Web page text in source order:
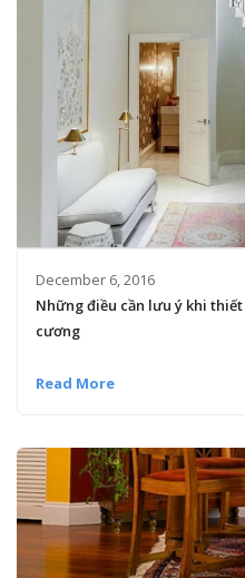
December 6, 2016
Những điều cần lưu ý khi
cương
Read More